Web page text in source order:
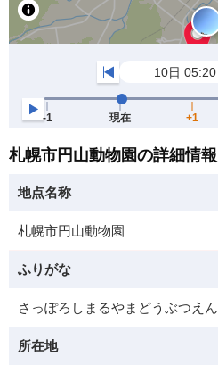
札幌市円山動物園の詳細情報
地点名称
札幌市円山動物園
ふりがな
さっぽろしまるやまどうぶつえん
所在地